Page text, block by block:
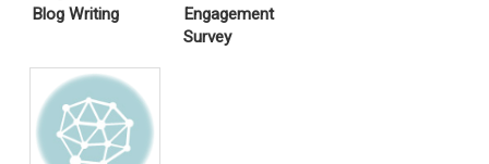
Blog Writing
Engagement
Survey